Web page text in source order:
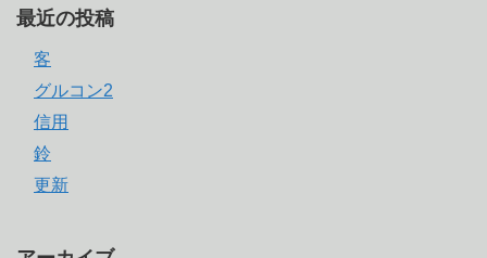
最近の投稿
客
グルコン2
信用
鈴
更新